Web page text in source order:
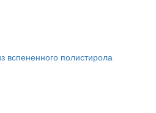
вспененного полистирола